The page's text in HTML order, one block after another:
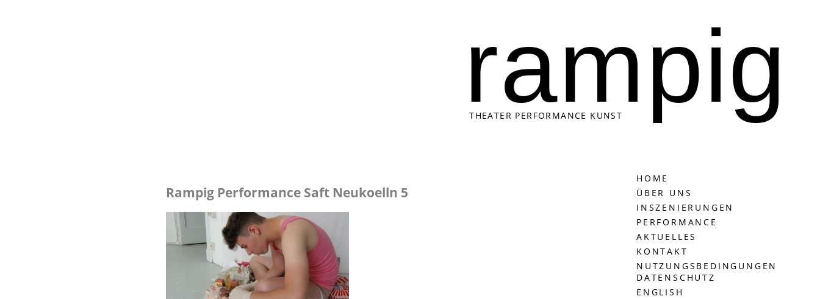
rampig
THEATER PERFORMANCE KUNST
HOME
ÜBER UNS
INSZENIERUNGEN
PERFORMANCE
AKTUELLES
KONTAKT
NUTZUNGSBEDINGUNGEN
DATENSCHUTZ
ENGLISH
Rampig Performance Saft Neukoelln 5